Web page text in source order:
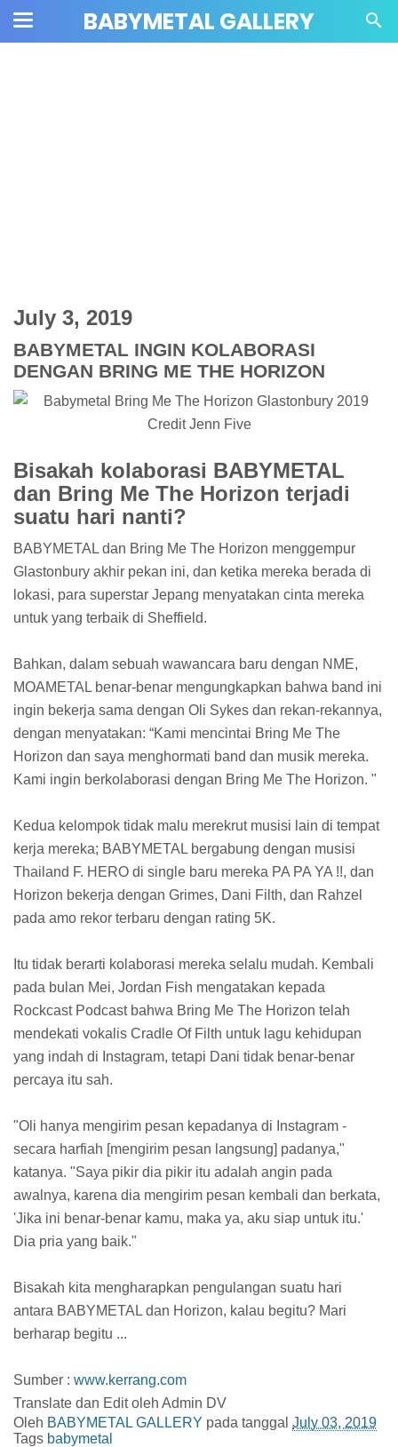
BABYMETAL GALLERY
July 3, 2019
BABYMETAL INGIN KOLABORASI
DENGAN BRING ME THE HORIZON
Bisakah kolaborasi BABYMETAL
dan Bring Me The Horizon terjadi
suatu hari nanti?
BABYMETAL dan Bring Me The Horizon menggempur
Glastonbury akhir pekan ini, dan ketika mereka berada di
lokasi, para superstar Jepang menyatakan cinta mereka
untuk yang terbaik di Sheffield.
Bahkan, dalam sebuah wawancara baru dengan NME,
MOAMETAL benar-benar mengungkapkan bahwa band ini
ingin bekerja sama dengan Oli Sykes dan rekan-rekannya,
dengan menyatakan: “Kami mencintai Bring Me The
Horizon dan saya menghormati band dan musik mereka.
Kami ingin berkolaborasi dengan Bring Me The Horizon. "
Kedua kelompok tidak malu merekrut musisi lain di tempat
kerja mereka; BABYMETAL bergabung dengan musisi
Thailand F. HERO di single baru mereka PA PA YA !!, dan
Horizon bekerja dengan Grimes, Dani Filth, dan Rahzel
pada amo rekor terbaru dengan rating 5K.
Itu tidak berarti kolaborasi mereka selalu mudah. Kembali
pada bulan Mei, Jordan Fish mengatakan kepada
Rockcast Podcast bahwa Bring Me The Horizon telah
mendekati vokalis Cradle Of Filth untuk lagu kehidupan
yang indah di Instagram, tetapi Dani tidak benar-benar
percaya itu sah.
"Oli hanya mengirim pesan kepadanya di Instagram -
secara harfiah [mengirim pesan langsung] padanya,"
katanya. "Saya pikir dia pikir itu adalah angin pada
awalnya, karena dia mengirim pesan kembali dan berkata,
'Jika ini benar-benar kamu, maka ya, aku siap untuk itu.'
Dia pria yang baik."
Bisakah kita mengharapkan pengulangan suatu hari
antara BABYMETAL dan Horizon, kalau begitu? Mari
berharap begitu ...
Sumber : www.kerrang.com
Translate dan Edit oleh Admin DV
Oleh BABYMETAL GALLERY pada tanggal July 03, 2019
Tags babymetal